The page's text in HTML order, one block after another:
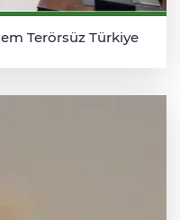
Terörsüz Türkiye